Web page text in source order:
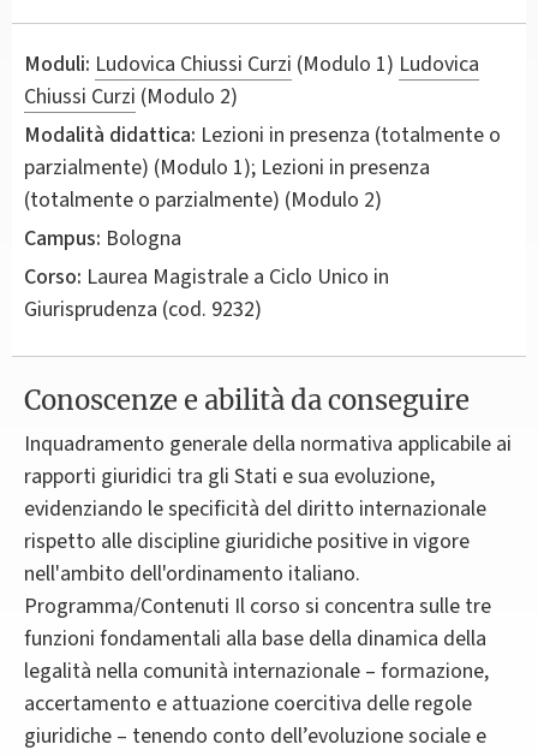
Moduli: Ludovica Chiussi Curzi (Modulo 1) Ludovica
Chiussi Curzi (Modulo 2)
Modalità didattica: Lezioni in presenza (totalmente o
parzialmente) (Modulo 1); Lezioni in presenza
(totalmente o parzialmente) (Modulo 2)
Campus: Bologna
Corso: Laurea Magistrale a Ciclo Unico in
Giurisprudenza (cod. 9232)
Conoscenze e abilità da conseguire
Inquadramento generale della normativa applicabile ai
rapporti giuridici tra gli Stati e sua evoluzione,
evidenziando le specificità del diritto internazionale
rispetto alle discipline giuridiche positive in vigore
nell'ambito dell'ordinamento italiano.
Programma/Contenuti Il corso si concentra sulle tre
funzioni fondamentali alla base della dinamica della
legalità nella comunità internazionale – formazione,
accertamento e attuazione coercitiva delle regole
giuridiche – tenendo conto dell’evoluzione sociale e